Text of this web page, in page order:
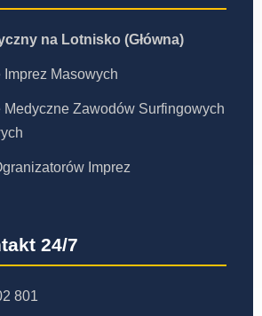
na Lotnisko (Główna)
Masowych
Zawodów Surfingowych
Imprez
24/7
801